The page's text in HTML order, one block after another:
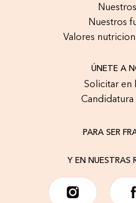
Nuestros
Valores
ÚNETE A
Solicitar en
Candidatura
PARA SER
Y EN NUESTRAS